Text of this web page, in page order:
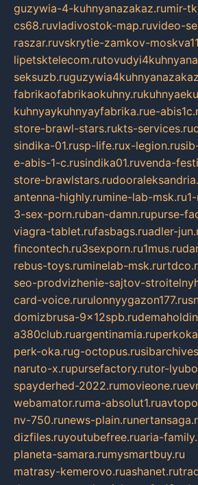
guzywia-4-kuhnyanazakaz.rumir-
cs68.ruvladivostok-map.ruvideo-
raszar.ruvskrytie-zamkov-
lipetsktelecom.ru
seksuzb.ru
fabrikaofabrikaokuhny.ru
kuhnyaykuhnyayfabrika.rue-
store-brawl-stars.rukts-services.ru
sindika-01.rusp-life.rux-legion.ru
e-abis-1-c.rusindika01.ruvenda-
store-brawlstars.ru
antenna-highly.rumine-lab-msk.ru
3-sex-porn.ruban-damn.rupurse-
viagra-tablet.rufasbags.ruadler-
fincontech.ru3sexporn.ru1mus.ru
rebus-toys.ruminelab-msk.ru
seo-prodvizhenie-sajtov-
card-voice.rurulonnyygazon177.ru
domizbrusa-9x12spb.ru
a380club.ruargentinamia.ru
perk-oka.rug-octopus.ru
naruto-x.rupursefactory.rutor-
spayderhed-2022.rumovieone.ru
webamator.ruma-absolut1.ru
nv-750.runews-plain.ru
dizfiles.ruyoutubefree.ruaria-
planeta-samara.rumysmartbuy.ru
matrasy-kemerovo.ruashanet.ru